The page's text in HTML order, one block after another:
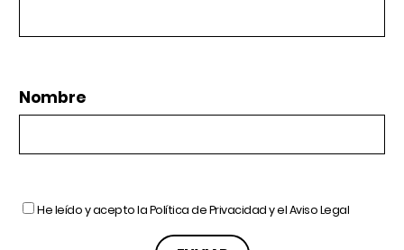
Nombre
He leído y acepto laPolítica de Privacidady elAviso Legal